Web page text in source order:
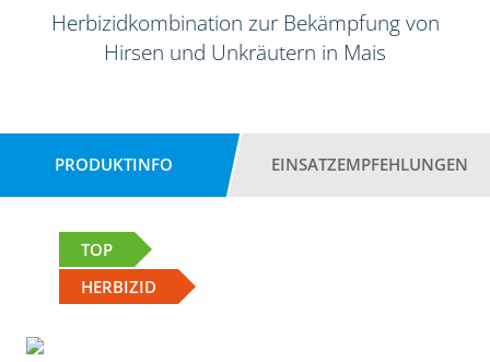
Herbizidkombination zur Bekämpfung von
Hirsen und Unkräutern in Mais
PRODUKTINFO EINSATZEMPFEHLUNGEN
TOP
HERBIZID